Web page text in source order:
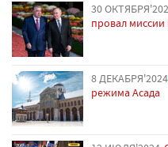
30
провал миссии
8 ДЕКАБРЯ'2024
режима Асада